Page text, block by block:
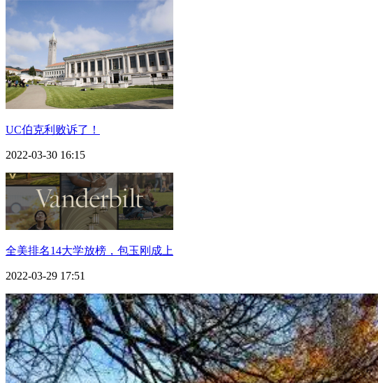
UC伯克利败诉了！
2022-03-30 16:15
全美排名14大学放榜，包玉刚成上
2022-03-29 17:51